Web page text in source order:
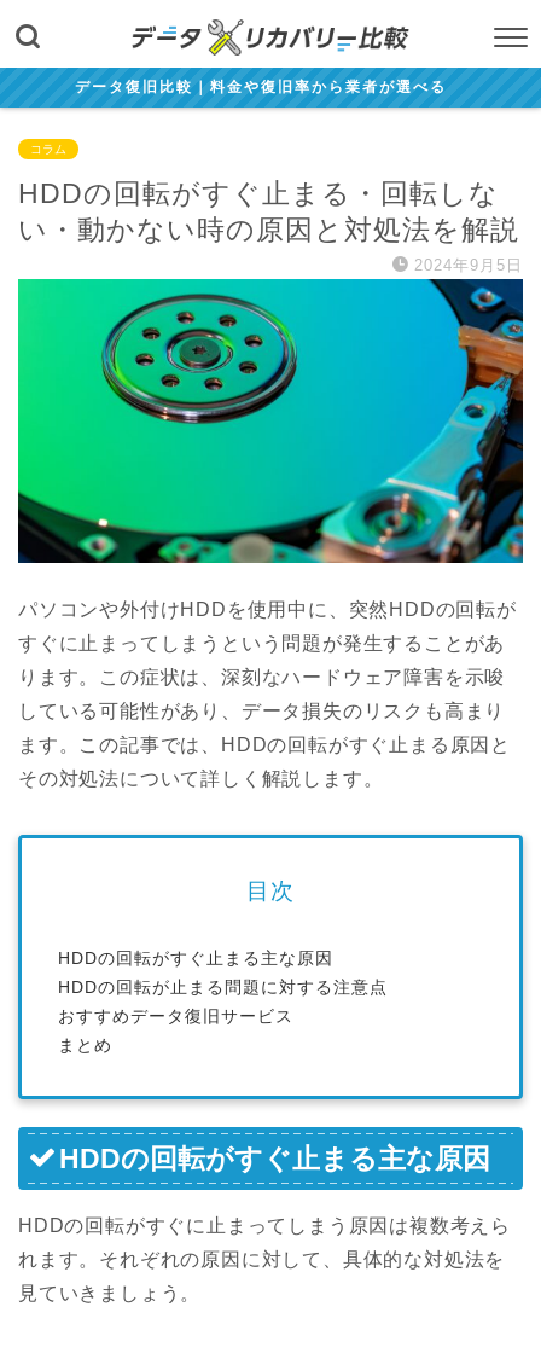
データ復旧比較｜料金や復旧率から業者が選べる
コラム
HDDの回転がすぐ止まる・回転しな
い・動かない時の原因と対処法を解説
2024年9月5日
パソコンや外付けHDDを使用中に、突然HDDの回転が
すぐに止まってしまうという問題が発生することがあ
ります。この症状は、深刻なハードウェア障害を示唆
している可能性があり、データ損失のリスクも高まり
ます。この記事では、HDDの回転がすぐ止まる原因と
その対処法について詳しく解説します。
目次
HDDの回転がすぐ止まる主な原因
HDDの回転が止まる問題に対する注意点
おすすめデータ復旧サービス
まとめ
HDDの回転がすぐ止まる主な原因
HDDの回転がすぐに止まってしまう原因は複数考えら
れます。それぞれの原因に対して、具体的な対処法を
見ていきましょう。